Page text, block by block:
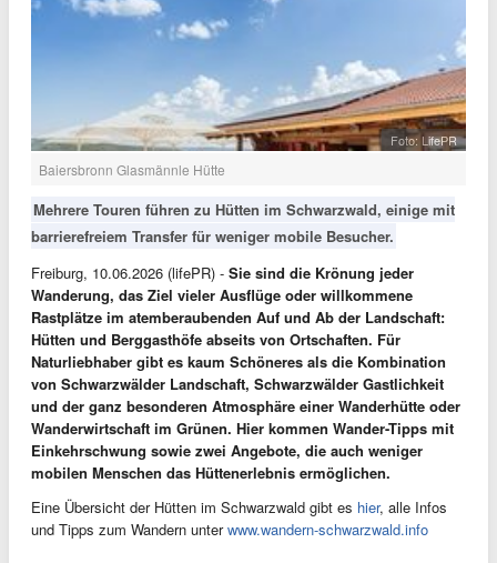
Foto: LifePR
Baiersbronn Glasmännle Hütte
Mehrere Touren führen zu Hütten im Schwarzwald, einige mit
barrierefreiem Transfer für weniger mobile Besucher.
Freiburg, 10.06.2026 (lifePR) - Sie sind die Krönung jeder
Wanderung, das Ziel vieler Ausflüge oder willkommene
Rastplätze im atemberaubenden Auf und Ab der Landschaft:
Hütten und Berggasthöfe abseits von Ortschaften. Für
Naturliebhaber gibt es kaum Schöneres als die Kombination
von Schwarzwälder Landschaft, Schwarzwälder Gastlichkeit
und der ganz besonderen Atmosphäre einer Wanderhütte oder
Wanderwirtschaft im Grünen. Hier kommen Wander-Tipps mit
Einkehrschwung sowie zwei Angebote, die auch weniger
mobilen Menschen das Hüttenerlebnis ermöglichen.
Eine Übersicht der Hütten im Schwarzwald gibt es hier, alle Infos
und Tipps zum Wandern unterwww.wandern-schwarzwald.info